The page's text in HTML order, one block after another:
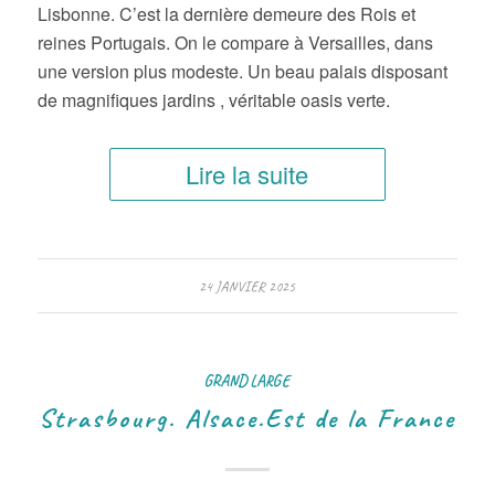
Lisbonne. C’est la dernière demeure des Rois et
reines Portugais. On le compare à Versailles, dans
une version plus modeste. Un beau palais disposant
de magnifiques jardins , véritable oasis verte.
Lire la suite
24 JANVIER 2025
GRAND LARGE
Strasbourg. Alsace.Est de la France